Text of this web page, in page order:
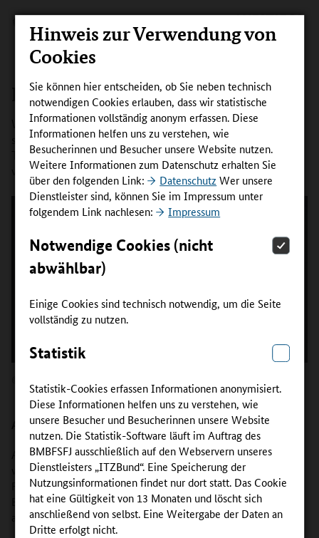
Hinweis zur Verwendung von
Cookies
Sie können hier entscheiden, ob Sie neben technisch
notwendigen Cookies erlauben, dass wir statistische
Informationen vollständig anonym erfassen. Diese
Informationen helfen uns zu verstehen, wie
Besucherinnen und Besucher unsere Website nutzen.
Weitere Informationen zum Datenschutz erhalten Sie
über den folgenden Link:
Datenschutz Wer unsere
Dienstleister sind, können Sie im Impressum unter
folgendem Link nachlesen:
Impressum
Notwendige Cookies (nicht
abwählbar)
Einige Cookies sind technisch notwendig, um die Seite
vollständig zu nutzen.
Statistik
Statistik-Cookies erfassen Informationen anonymisiert.
Diese Informationen helfen uns zu verstehen, wie
unsere Besucher und Besucherinnen unsere Website
nutzen. Die Statistik-Software läuft im Auftrag des
BMBFSFJ ausschließlich auf den Webservern unseres
Dienstleisters „ITZBund“. Eine Speicherung der
Nutzungsinformationen findet nur dort statt. Das Cookie
hat eine Gültigkeit von 13 Monaten und löscht sich
anschließend von selbst. Eine Weitergabe der Daten an
Dritte erfolgt nicht.
Ein Plan für die Qualifizierung
Wer sich für die berufliche Fortbildung ein konkretes Ziel
setzt, erhöht die Chance, dass Qualifizierung kein diffuser
Traum bleibt. Ein beispielhafter Entscheidungsprozess –
vom Krankenpfleger zur Hygienefachkraft:
Analyse der Jetzt-Situation
Am Beispiel des Krankenpflegers Anton lässt sich zeigen,
welche Fragen oft gestellt werden, wenn es um berufliche
Fortbildung geht. Nach einer Ausbildung und zwei Jahren
Berufserfahrung prüft Anton wie der nächste Karriereschritt
aussehen kann. Dazu stellt er sich folgende Fragen: